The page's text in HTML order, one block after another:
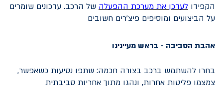
הקפידו לעדכן את מערכת ההפעלה של הרכב. עדכונים שומרים
על הביצועים ומוסיפים פיצ’רים חשובים
אהבת הסביבה - בראש מעיינינו
בחרו להשתמש ברכב בצורה חכמה: שתפו נסיעות כשאפשר,
צמצמו פליטות אחרות, ונהגו מתוך אחריות סביבתית